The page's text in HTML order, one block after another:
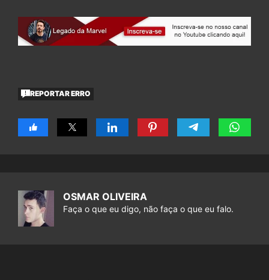
REPORTAR ERRO
OSMAR OLIVEIRA
Faça o que eu digo, não faça o que eu falo.